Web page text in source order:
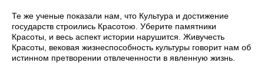
Те же ученые показали нам, что Культура и достижение
государств строились Красотою. Уберите памятники
Красоты, и весь аспект истории нарушится. Живучесть
Красоты, вековая жизнеспособность культуры говорит нам об
истинном претворении отвлеченности в явленную жизнь.